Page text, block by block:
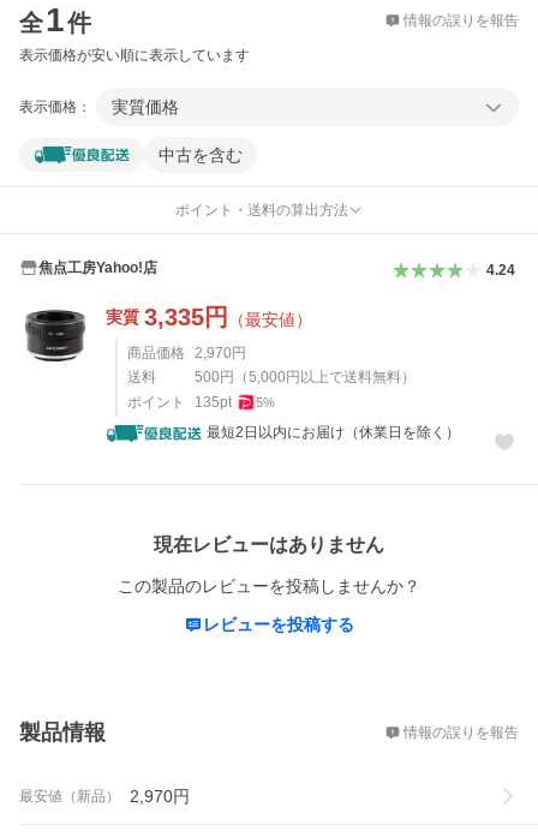
全1件 情報の誤りを報告
表示価格が安い順に表示しています
表示価格： 実質価格
中古を含む
ポイント・送料の算出方法
焦点工房Yahoo!店 4.24
実質 3,335円 （最安値）
商品価格 2,970 円
送料
500 円 （5,000 円以上で送料無料）
ポイント
135pt 5%
最短2日以内にお届け（休業日を除く）
現在レビューはありません
この製品のレビューを投稿しませんか？
レビューを投稿する
製品情報 情報の誤りを報告
最安値（新品） 2,970円